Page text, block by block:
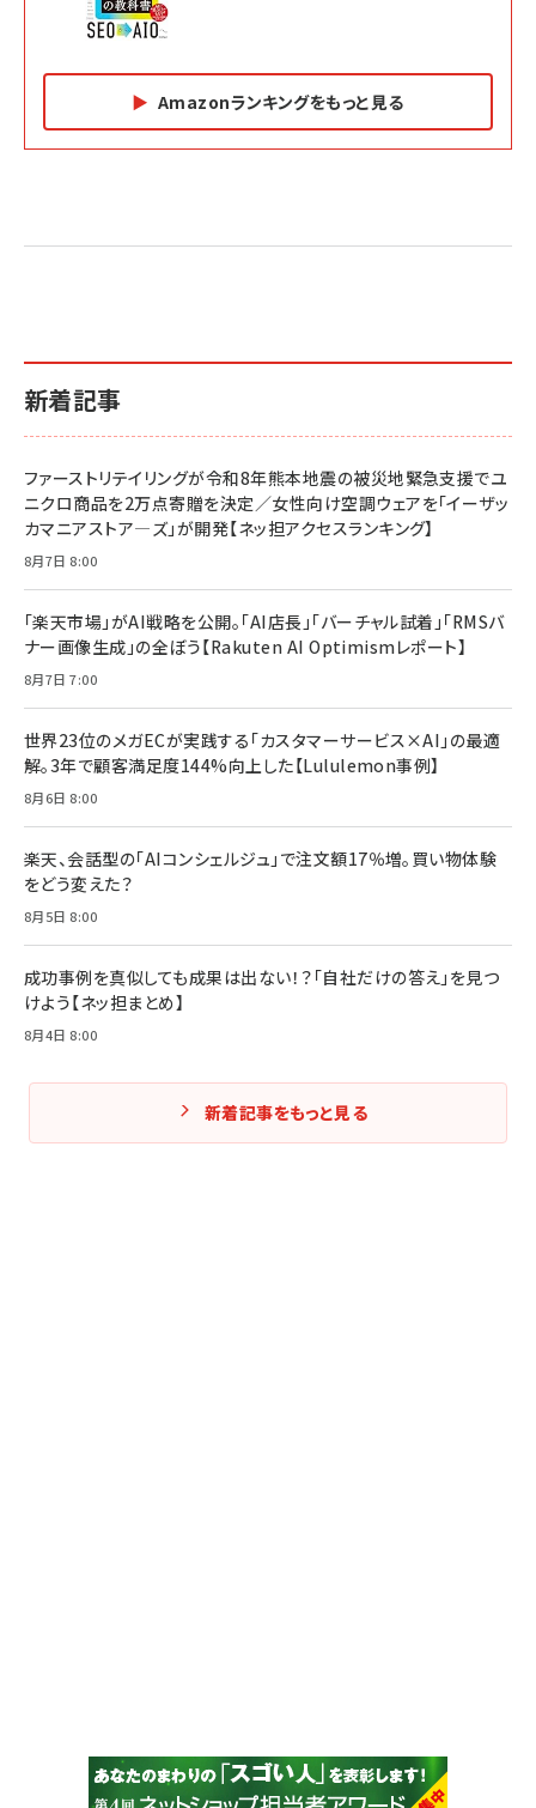
Amazonランキングをもっと見る
2億円を売り上げたプロが教える note×AI 最強の
小さな会社は戦略が9割
￥1,815
マーケティングの真実 P&G・グリコで学んだ失敗
￥2,200
anan(アンアン)2026/07/01号 No.2501[魅せる
anan(アンアン)2026/06/24号 No.2500増刊
anan(アンアン)2026/07/08号 No.2502[2026
年後半、あなたの恋と運命／山田涼介]
￥880
ママ投資家が育休中に１億貯めた株式投資
￥1,870
￥1,980
ベインキャピタル 企業価値向上力の秘密
ルな本質」
￥2,750
フィードバック経営 「沈黙の組織」から「高め合う
Amazonランキングをもっと見る
新着記事
ファーストリテイリングが令和8年熊本地震の被災地緊急支援でユ
ニクロ商品を2万点寄贈を決定／女性向け空調ウェアを「イーザッ
カマニアストア―ズ」が開発【ネッ担アクセスランキング】
8月7日 8:00
「楽天市場」がAI戦略を公開。「AI店長」「バーチャル試着」「RMSバ
ナー画像生成」の全ぼう【Rakuten AI Optimismレポート】
8月7日 7:00
世界23位のメガECが実践する「カスタマーサービス×AI」の最適
解。3年で顧客満足度144%向上した【Lululemon事例】
8月6日 8:00
楽天、会話型の「AIコンシェルジュ」で注文額17％増。買い物体験
をどう変えた？
8月5日 8:00
成功事例を真似しても成果は出ない！？「自社だけの答え」を見つ
けよう【ネッ担まとめ】
8月4日 8:00
新着記事をもっと見る